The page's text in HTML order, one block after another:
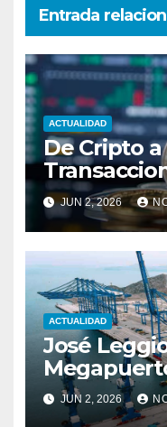
Entrada
ACTUALIDAD
De Cripto
Tecnología
JUN 2, 2026
ACTUALIDAD
José
el turismo
global
JUN 2, 2026